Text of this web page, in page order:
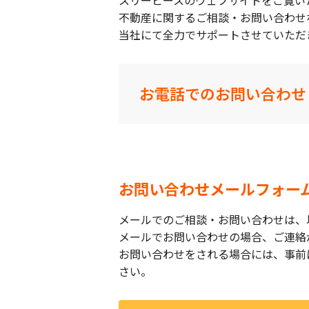
不動産に関するご相談・お問い合わ
当社にて全力でサポートさせていた
お電話でのお問い合わせ
お問い合わせメールフォー
メールでのご相談・お問い合わせは
メールでお問い合わせの場合、ご連
お問い合わせをされる場合には、事
さい。